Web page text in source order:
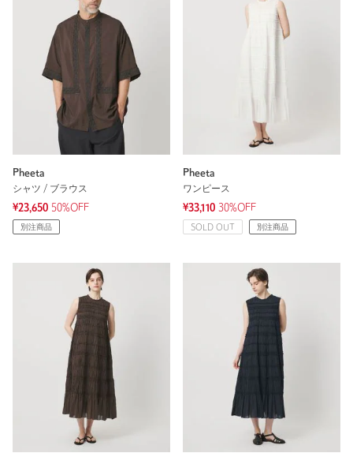
Pheeta
シャツ / ブラウス
¥23,650 50%OFF
別注商品
Pheeta
ワンピース
¥33,110 30%OFF
SOLD OUT 別注商品